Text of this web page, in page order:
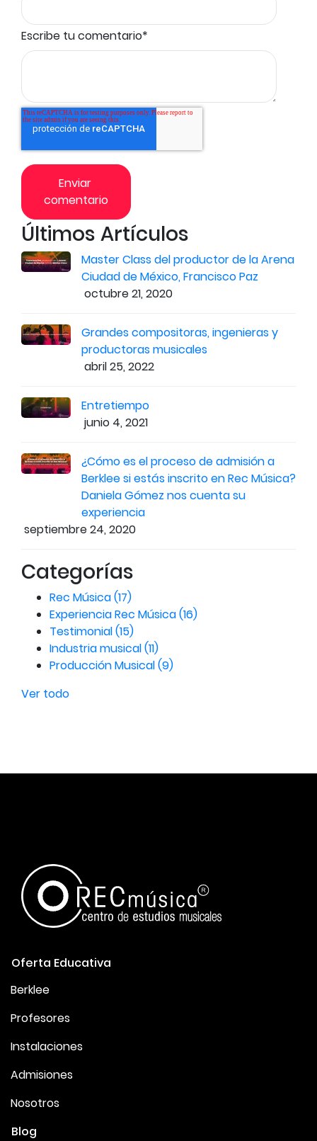
Escribe tu comentario*
Últimos Artículos
Master Class del productor de la Arena
Ciudad de México, Francisco Paz
octubre 21, 2020
Grandes compositoras, ingenieras y
productoras musicales
abril 25, 2022
Entretiempo
junio 4, 2021
¿Cómo es el proceso de admisión a
Berklee si estás inscrito en Rec Música?
Daniela Gómez nos cuenta su
experiencia
septiembre 24, 2020
Categorías
Rec Música(17)
Experiencia Rec Música(16)
Testimonial(15)
Industria musical(11)
Producción Musical(9)
Ver todo
Oferta Educativa
Berklee
Profesores
Instalaciones
Admisiones
Nosotros
Blog